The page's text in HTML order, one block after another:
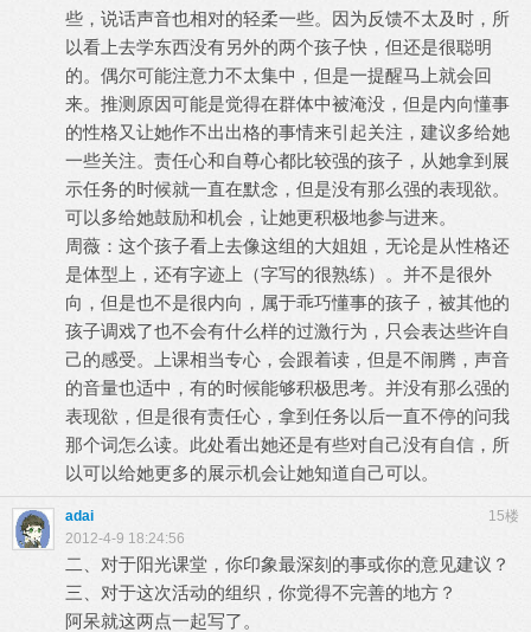
些，说话声音也相对的轻柔一些。因为反馈不太及时，所
以看上去学东西没有另外的两个孩子快，但还是很聪明
的。偶尔可能注意力不太集中，但是一提醒马上就会回
来。推测原因可能是觉得在群体中被淹没，但是内向懂事
的性格又让她作不出出格的事情来引起关注，建议多给她
一些关注。责任心和自尊心都比较强的孩子，从她拿到展
示任务的时候就一直在默念，但是没有那么强的表现欲。
可以多给她鼓励和机会，让她更积极地参与进来。
周薇：这个孩子看上去像这组的大姐姐，无论是从性格还
是体型上，还有字迹上（字写的很熟练）。并不是很外
向，但是也不是很内向，属于乖巧懂事的孩子，被其他的
孩子调戏了也不会有什么样的过激行为，只会表达些许自
己的感受。上课相当专心，会跟着读，但是不闹腾，声音
的音量也适中，有的时候能够积极思考。并没有那么强的
表现欲，但是很有责任心，拿到任务以后一直不停的问我
那个词怎么读。此处看出她还是有些对自己没有自信，所
以可以给她更多的展示机会让她知道自己可以。
15楼
adai
2012-4-9 18:24:56
二、对于阳光课堂，你印象最深刻的事或你的意见建议？
三、对于这次活动的组织，你觉得不完善的地方？
阿呆就这两点一起写了。